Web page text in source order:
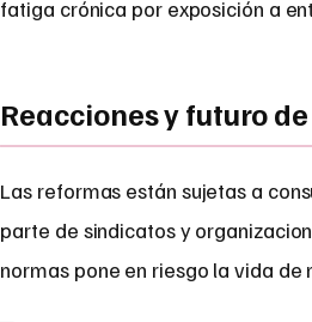
fatiga crónica por exposición a
Reacciones y futuro
Las reformas están sujetas a
parte de sindicatos y
normas pone en riesgo la vida